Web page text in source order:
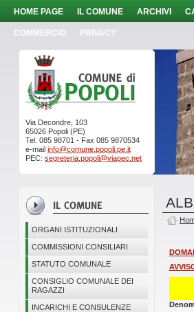
HOME PAGE IL COMUNE ARCHIVI
COMMERCIO PRIVACY
Via Decondre, 103
65026 Popoli (PE)
Tel. 085 98701 - Fax 085 9870534
e-mail info@comune.popoli.pe.it
PEC: segreteria.popoli@viapec.net
ORGANI ISTITUZIONALI
COMMISSIONI CONSILIARI
STATUTO COMUNALE
CONSIGLIO COMUNALE DEI
RAGAZZI
INCARICHI E CONSULENZE